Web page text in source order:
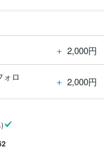
＋ 2,000円
ロ
＋ 2,000円